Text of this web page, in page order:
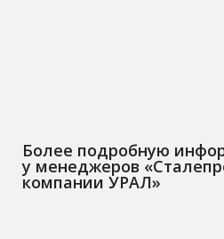
Более подробную
у менеджеров
компании УРАЛ»